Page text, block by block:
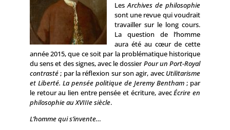
LesArchives de philosophie
sont une revue qui voudrait
travailler sur le long cours.
La question de l’homme
aura été au cœur de cette
année 2015, que ce soit par la problématique historique
du sens et des signes, avec le dossierPour un Port-Royal
contrasté; par la réflexion sur son agir, avec Utilitarisme
et Liberté. La pensée politique de Jeremy Bentham ; par
le retour au lien entre pensée et écriture, avecÉcrire en
philosophie au XVIIIe siècle.
L’homme qui s’invente…